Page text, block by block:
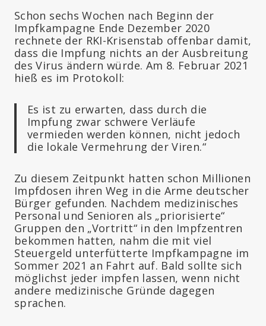
Schon sechs Wochen nach Beginn der
Impfkampagne Ende Dezember 2020
rechnete der RKI-Krisenstab offenbar damit,
dass die Impfung nichts an der Ausbreitung
des Virus ändern würde. Am 8. Februar 2021
hieß es im Protokoll:
Es ist zu erwarten, dass durch die
Impfung zwar schwere Verläufe
vermieden werden können, nicht jedoch
die lokale Vermehrung der Viren.“
Zu diesem Zeitpunkt hatten schon Millionen
Impfdosen ihren Weg in die Arme deutscher
Bürger gefunden. Nachdem medizinisches
Personal und Senioren als „priorisierte“
Gruppen den „Vortritt“ in den Impfzentren
bekommen hatten, nahm die mit viel
Steuergeld unterfütterte Impfkampagne im
Sommer 2021 an Fahrt auf. Bald sollte sich
möglichst jeder impfen lassen, wenn nicht
andere medizinische Gründe dagegen
sprachen.